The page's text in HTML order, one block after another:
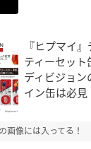
『ヒプマイ
ティーセッ
ディビジョ
イン缶は必見
画像には入ってる！